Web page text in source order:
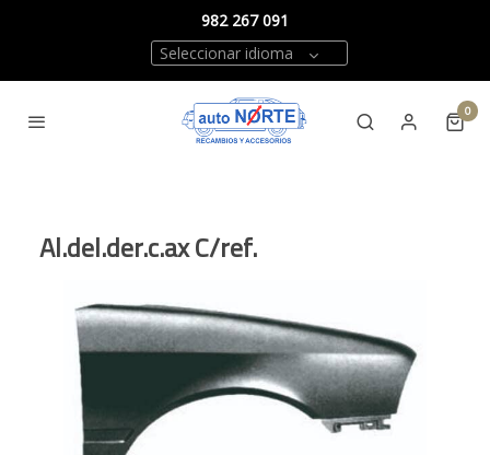
982 267 091
Seleccionar idioma
0
Al.del.der.c.ax C/ref.